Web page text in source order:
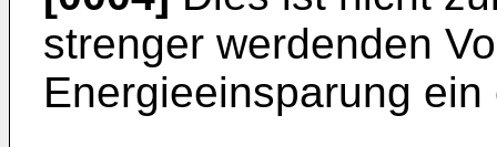
strenger werdenden
Energieeinsparung